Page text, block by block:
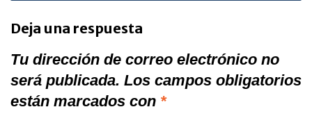
Deja una respuesta
Tu dirección de correo electrónico no
será publicada. Los campos obligatorios
están marcados con *